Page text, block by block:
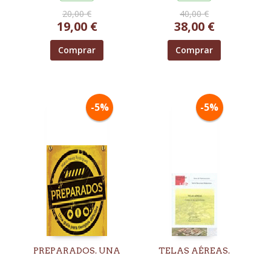
20,00 €
19,00 €
Comprar
40,00 €
38,00 €
Comprar
-5%
PREPARADOS. UNA
-5%
TELAS AÉREAS.